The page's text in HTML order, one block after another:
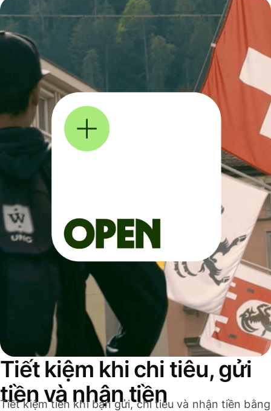
Tiết kiệm khi chi tiêu, gửi
tiền và nhận tiền
Tiết kiệm tiền khi bạn gửi, chi tiêu và nhận tiền bằng